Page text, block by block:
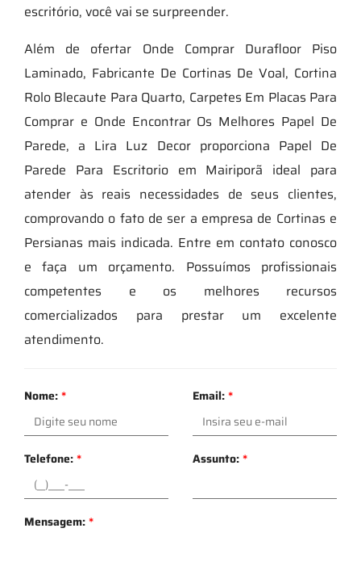
escritório, você vai se surpreender.
Além de ofertar Onde Comprar Durafloor Piso
Laminado, Fabricante De Cortinas De Voal, Cortina
Rolo Blecaute Para Quarto, Carpetes Em Placas Para
Comprar e Onde Encontrar Os Melhores Papel De
Parede, a Lira Luz Decor proporciona Papel De
Parede Para Escritorio em Mairiporã ideal para
atender às reais necessidades de seus clientes,
comprovando o fato de ser a empresa de Cortinas e
Persianas mais indicada. Entre em contato conosco
e faça um orçamento. Possuímos profissionais
competentes e os melhores recursos
comercializados para prestar um excelente
atendimento.
Nome:* Email:*
Telefone:* Assunto:*
Mensagem:*